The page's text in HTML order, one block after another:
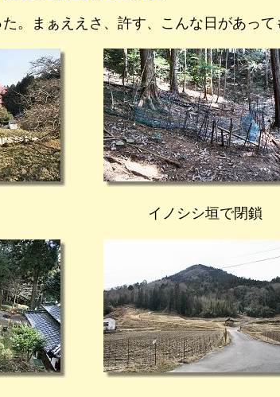
。まぁええさ、許す、こんな日があって
イノシシ垣で閉鎖